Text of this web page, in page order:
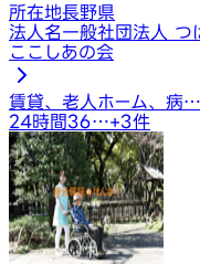
所在地長野県
法人名一般社団法人 つ
ここしあの会
賃貸、老人ホーム、病…
24時間36…+3件